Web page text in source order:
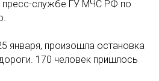
пресс-службе ГУ МЧС РФ по
января, произошла остановка
170 человек пришлось